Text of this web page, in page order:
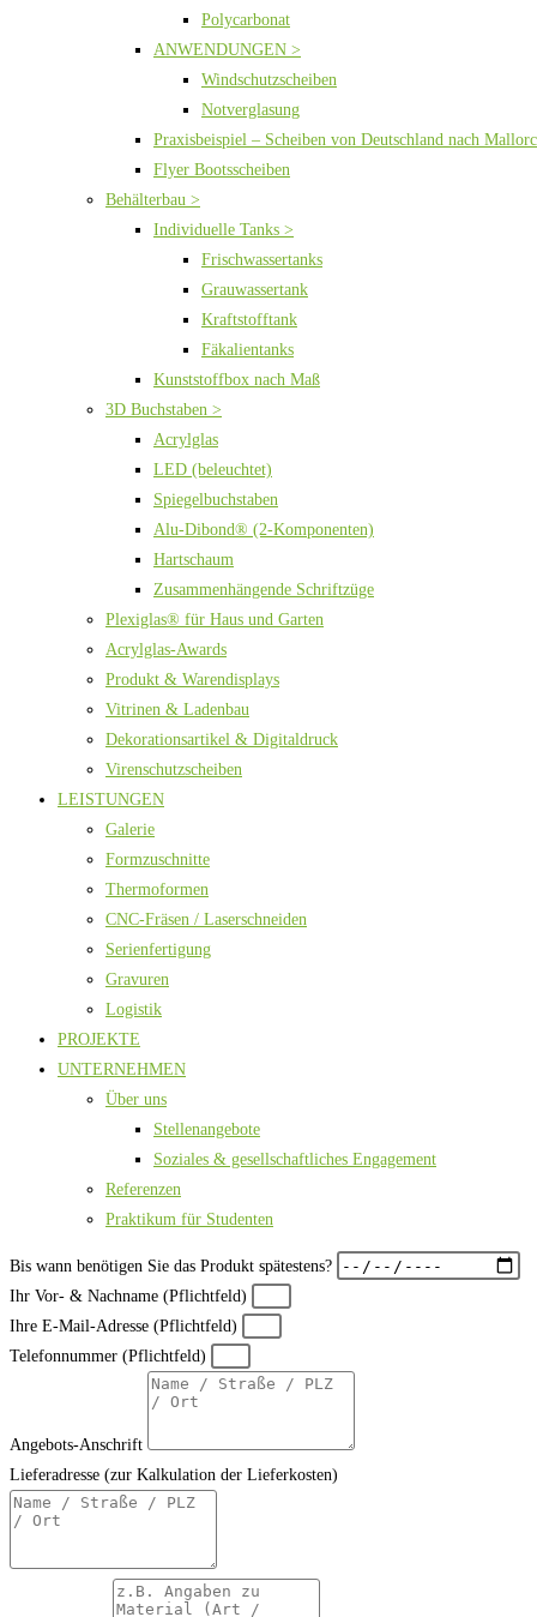
Polycarbonat
ANWENDUNGEN >
Windschutzscheiben
Notverglasung
Praxisbeispiel – Scheiben von Deutschland nach
Flyer Bootsscheiben
Behälterbau >
Individuelle Tanks >
Frischwassertanks
Grauwassertank
Kraftstofftank
Fäkalientanks
Kunststoffbox nach Maß
3D Buchstaben >
Acrylglas
LED (beleuchtet)
Spiegelbuchstaben
Alu-Dibond® (2-Komponenten)
Hartschaum
Zusammenhängende Schriftzüge
Plexiglas® für Haus und Garten
Acrylglas-Awards
Produkt & Warendisplays
Vitrinen & Ladenbau
Dekorationsartikel & Digitaldruck
Virenschutzscheiben
LEISTUNGEN
Galerie
Formzuschnitte
Thermoformen
CNC-Fräsen / Laserschneiden
Serienfertigung
Gravuren
Logistik
PROJEKTE
UNTERNEHMEN
Über uns
Stellenangebote
Soziales & gesellschaftliches Engagement
Referenzen
Praktikum für Studenten
Bis wann benötigen Sie das Produkt spätestens?
Ihr Vor- & Nachname (Pflichtfeld)
Ihre E-Mail-Adresse (Pflichtfeld)
Telefonnummer (Pflichtfeld)
Angebots-Anschrift
Lieferadresse (zur Kalkulation der Lieferkosten)